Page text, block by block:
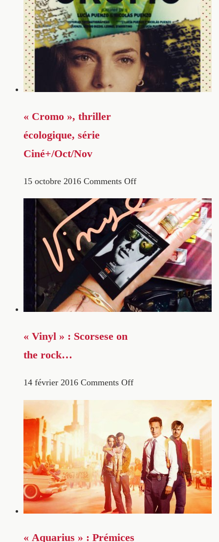
« Cromo », thriller
écologique, série
Ciné+/Oct/Nov
15 octobre 2016 Comments Off
« Vinyl » : Scorsese on
the rock…
14 février 2016 Comments Off
« Aquarius » : Prémices